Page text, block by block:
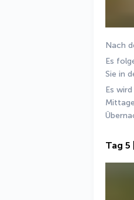
Nach
Es
Sie in
Es
Tag 5